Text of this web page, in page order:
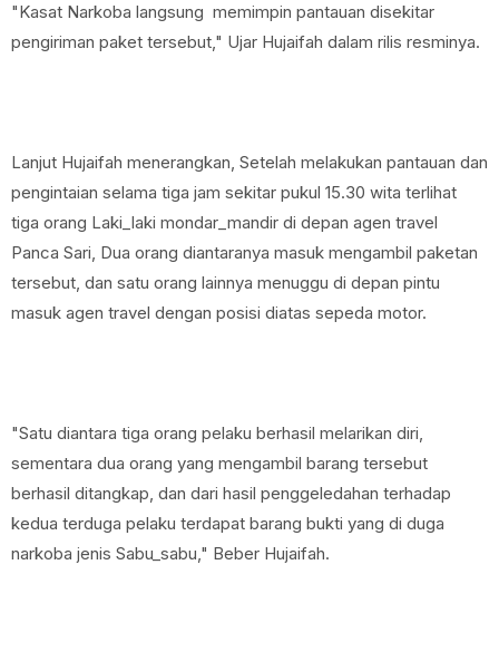
"Kasat Narkoba langsung memimpin pantauan disekitar
pengiriman paket tersebut," Ujar Hujaifah dalam rilis resminya.
Lanjut Hujaifah menerangkan, Setelah melakukan pantauan dan
pengintaian selama tiga jam sekitar pukul 15.30 wita terlihat
tiga orang Laki_laki mondar_mandir di depan agen travel
Panca Sari, Dua orang diantaranya masuk mengambil paketan
tersebut, dan satu orang lainnya menuggu di depan pintu
masuk agen travel dengan posisi diatas sepeda motor.
"Satu diantara tiga orang pelaku berhasil melarikan diri,
sementara dua orang yang mengambil barang tersebut
berhasil ditangkap, dan dari hasil penggeledahan terhadap
kedua terduga pelaku terdapat barang bukti yang di duga
narkoba jenis Sabu_sabu," Beber Hujaifah.